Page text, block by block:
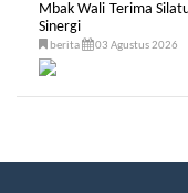
Mbak Wali Terima
Sinergi
berita 03 Agustus 2026